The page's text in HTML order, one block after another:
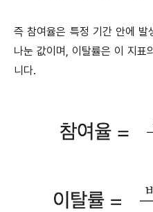
즉 참여율은 특정 기간 안에
나눈 값이며, 이탈률은 이 지표
니다.